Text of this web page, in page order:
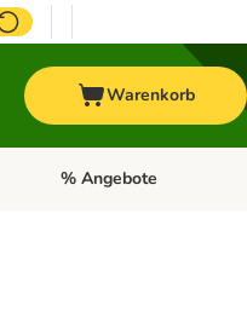
Warenkorb
PferdKategorie-Menü öffnen:
% Angebote